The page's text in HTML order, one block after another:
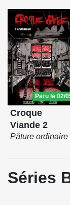
Paru le 02/
Croque
Viande 2
Pâture ordinaire
Séries